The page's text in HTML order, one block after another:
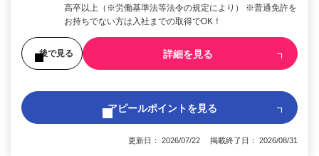
高卒以上（※労働基準法等法令の規定により） ※普通免許を
お持ちでない方は入社までの取得でOK！
後で見る 詳細を見る
アピールポイントを見る
更新日： 2026/07/22 掲載終了日： 2026/08/31